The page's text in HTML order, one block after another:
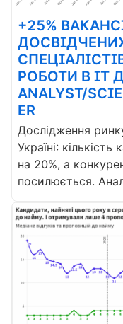
+25%
РОБОТИ В ІТ
ANALYST/
ER
Дослідження
Україні:
на 20%, а
посилюється.